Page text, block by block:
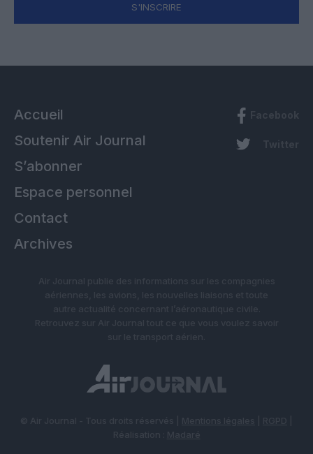
S'INSCRIRE
Accueil
Soutenir Air Journal
S’abonner
Espace personnel
Contact
Archives